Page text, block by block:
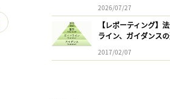
2026/07/27
【レポーティング】
ライン、ガイダンス
2017/02/07